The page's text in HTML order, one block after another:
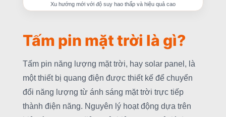
Xu hướng mới với độ suy hao thấp và hiệu quả cao
Tấm pin mặt trời là gì?
Tấm pin năng lượng mặt trời, hay solar panel, là
một thiết bị quang điện được thiết kế để chuyển
đổi năng lượng từ ánh sáng mặt trời trực tiếp
thành điện năng. Nguyên lý hoạt động dựa trên